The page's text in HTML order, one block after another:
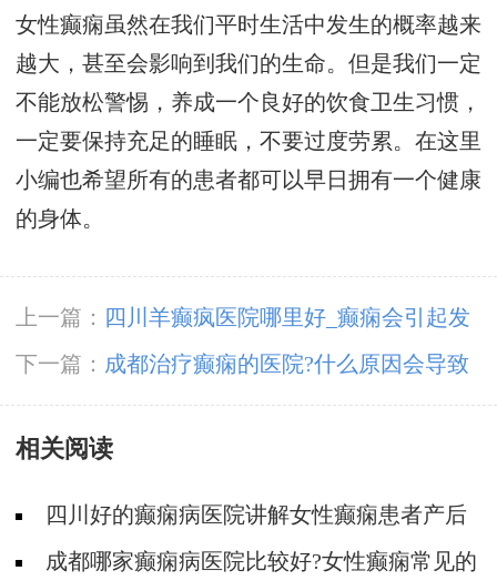
女性癫痫虽然在我们平时生活中发生的概率越来
越大，甚至会影响到我们的生命。但是我们一定
不能放松警惕，养成一个良好的饮食卫生习惯，
一定要保持充足的睡眠，不要过度劳累。在这里
小编也希望所有的患者都可以早日拥有一个健康
的身体。
上一篇：
四川羊癫疯医院哪里好_癫痫会引起发
烧吗?
下一篇： 成都治疗癫痫的医院?什么原因会导致
男性得癫痫病?
相关阅读
四川好的癫痫病医院讲解女性癫痫患者产后
注意事项?
成都哪家癫痫病医院比较好?女性癫痫常见的